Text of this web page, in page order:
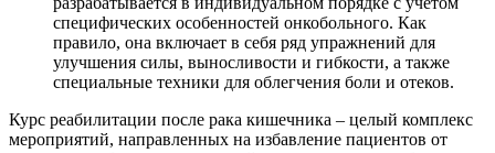
специфических особенностей онкобольного. Как
правило, она включает в себя ряд упражнений для
улучшения силы, выносливости и гибкости, а также
специальные техники для облегчения боли и отеков.
Курс реабилитации после рака кишечника – целый комплекс
мероприятий, направленных на избавление пациентов от